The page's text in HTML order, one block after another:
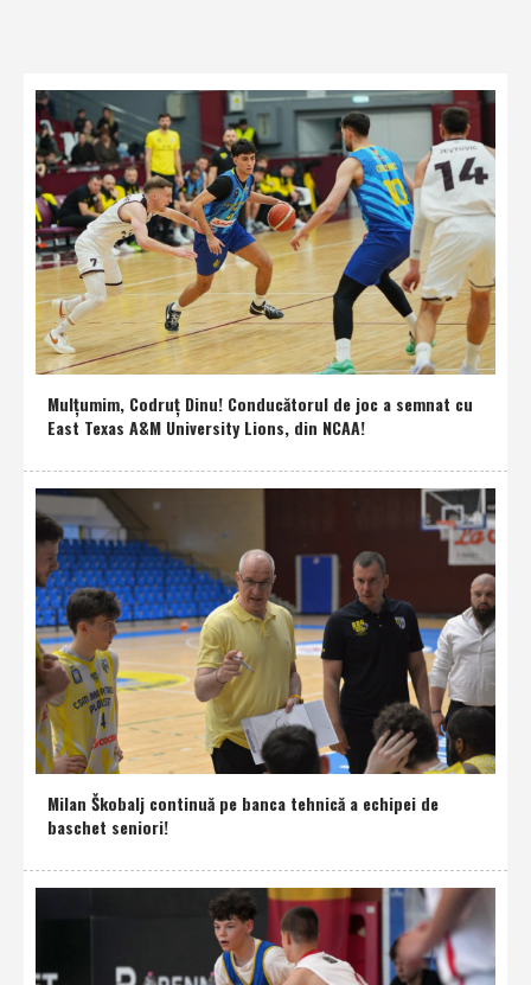
Mulţumim, Codruţ Dinu! Conducătorul de joc a semnat cu
East Texas A&M University Lions, din NCAA!
Milan Škobalj continuă pe banca tehnică a echipei de
baschet seniori!